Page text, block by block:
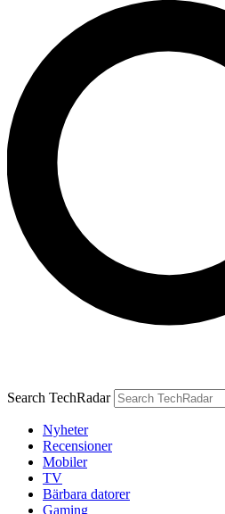
Search TechRadar
Nyheter
Recensioner
Mobiler
TV
Bärbara datorer
Gaming